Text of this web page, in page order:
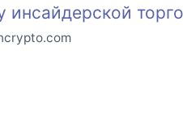
инсайдерской